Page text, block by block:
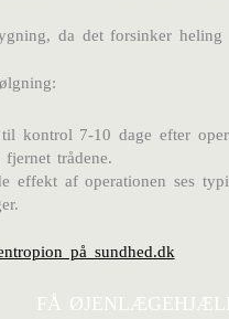
da det forsinker heling
kontrol 7-10 dage efter
trådene.
effekt af operationen ses
på sundhed.dk
FÅ